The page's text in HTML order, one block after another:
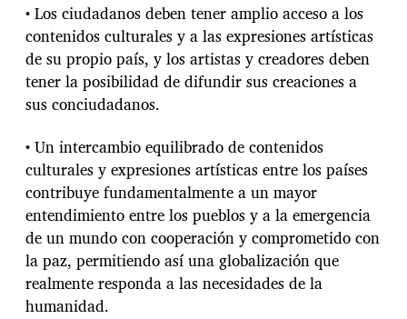
• Los ciudadanos deben tener amplio acceso a los
contenidos culturales y a las expresiones artísticas
de su propio país, y los artistas y creadores deben
tener la posibilidad de difundir sus creaciones a
sus conciudadanos.
• Un intercambio equilibrado de contenidos
culturales y expresiones artísticas entre los países
contribuye fundamentalmente a un mayor
entendimiento entre los pueblos y a la emergencia
de un mundo con cooperación y comprometido con
la paz, permitiendo así una globalización que
realmente responda a las necesidades de la
humanidad.